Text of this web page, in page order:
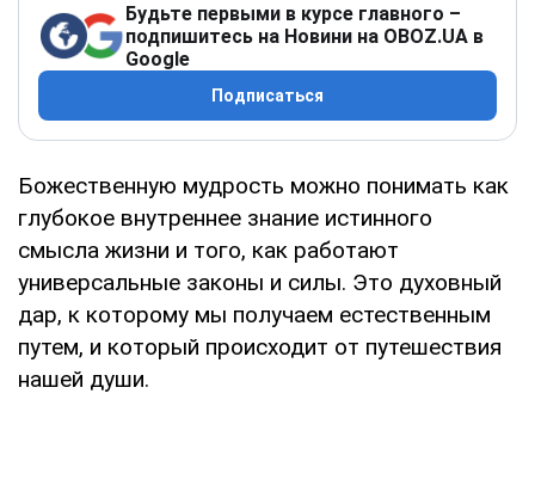
Будьте первыми в курсе главного –
подпишитесь на Новини на OBOZ.UA в
Google
Подписаться
Божественную мудрость можно понимать как
глубокое внутреннее знание истинного
смысла жизни и того, как работают
универсальные законы и силы. Это духовный
дар, к которому мы получаем естественным
путем, и который происходит от путешествия
нашей души.